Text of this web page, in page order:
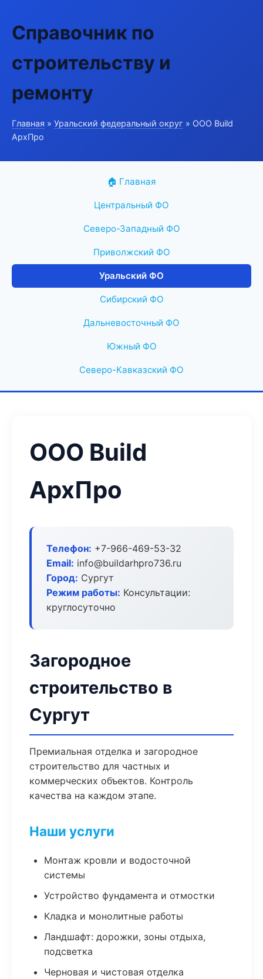
Справочник по
строительству и
ремонту
Главная » Уральский федеральный округ » ООО Build
АрхПро
🏠 Главная
Центральный ФО
Северо-Западный ФО
Приволжский ФО
Уральский ФО
Сибирский ФО
Дальневосточный ФО
Южный ФО
Северо-Кавказский ФО
ООО Build
АрхПро
Телефон: +7-966-469-53-32
Email: info@buildarhpro736.ru
Город: Сургут
Режим работы: Консультации:
круглосуточно
Загородное
строительство в
Сургут
Премиальная отделка и загородное
строительство для частных и
коммерческих объектов. Контроль
качества на каждом этапе.
Наши услуги
Монтаж кровли и водосточной
системы
Устройство фундамента и отмостки
Кладка и монолитные работы
Ландшафт: дорожки, зоны отдыха,
подсветка
Черновая и чистовая отделка